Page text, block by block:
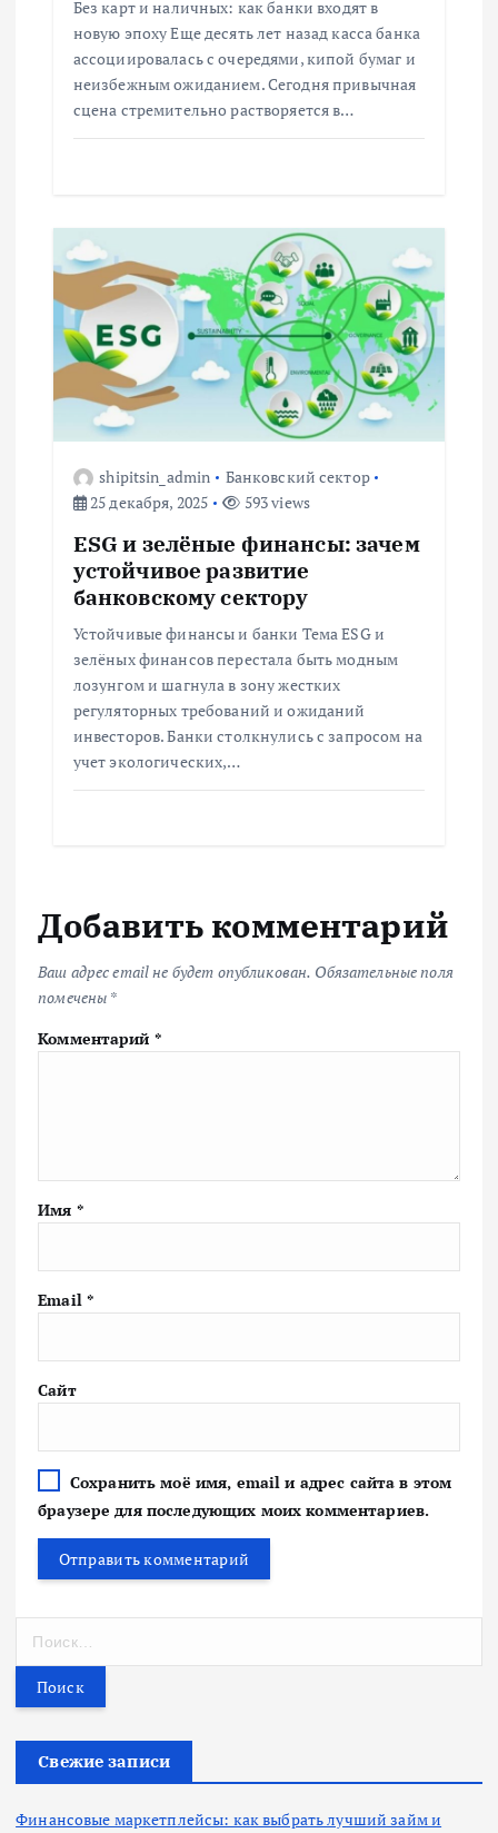
Без карт и наличных: как банки входят в
новую эпоху Еще десять лет назад касса банка
ассоциировалась с очередями, кипой бумаг и
неизбежным ожиданием. Сегодня привычная
сцена стремительно растворяется в…
shipitsin_admin
Банковский сектор
25 декабря, 2025
593 views
ESG и зелёные финансы: зачем
устойчивое развитие
банковскому сектору
Устойчивые финансы и банки Тема ESG и
зелёных финансов перестала быть модным
лозунгом и шагнула в зону жестких
регуляторных требований и ожиданий
инвесторов. Банки столкнулись с запросом на
учет экологических,…
Добавить комментарий
Ваш адрес email не будет опубликован. Обязательные поля
помечены *
Комментарий *
Имя *
Email *
Сайт
Сохранить моё имя, email и адрес сайта в этом
браузере для последующих моих комментариев.
т
Свежие записи
Финансовые маркетплейсы: как выбрать лучший займ и